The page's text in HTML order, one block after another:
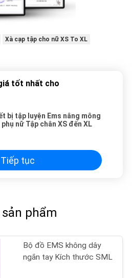
Xà cạp tập cho nữ XS To XL
tốt nhất cho
bị tập luyện Ems nâng mông
nữ Tập chân XS đến XL
Tiếp tục
phẩm
Bộ đồ EMS không dây
ngắn tay Kích thước SML